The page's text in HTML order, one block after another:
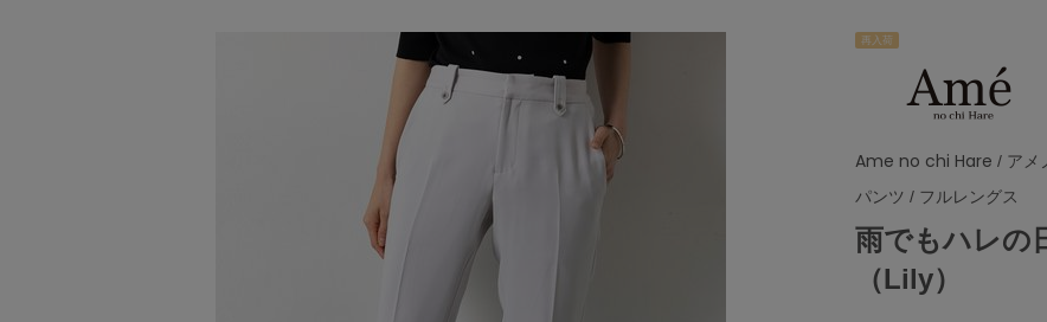
再入荷
Ame no chi Hare / アメ
パンツ / フルレングス
雨でもハレの
（Lily）
M: ✕